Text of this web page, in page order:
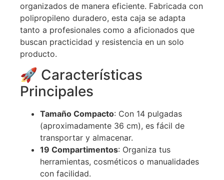
organizados de manera eficiente. Fabricada con
polipropileno duradero, esta caja se adapta
tanto a profesionales como a aficionados que
buscan practicidad y resistencia en un solo
producto.
🚀 Características
Principales
Tamaño Compacto: Con 14 pulgadas
(aproximadamente 36 cm), es fácil de
transportar y almacenar.
19 Compartimentos: Organiza tus
herramientas, cosméticos o manualidades
con facilidad.